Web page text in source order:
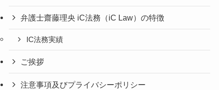
弁護士齋藤理央 iC法務（iC Law）の特徴
IC法務実績
ご挨拶
注意事項及びプライバシーポリシー